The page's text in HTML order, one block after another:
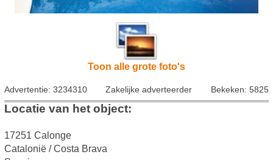
Toon alle grote foto's
Advertentie: 3234310 Zakelijke adverteerder Bekeken: 5825
Locatie van het object:
17251 Calonge
Catalonië / Costa Brava